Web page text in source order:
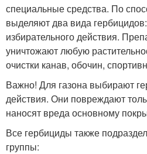
специальные средства. По
выделяют два вида
избирательного действия.
уничтожают любую
очистки канав, обочин,
Важно! Для газона выбирают
действия. Они повреждают
наносят вреда основному
Все гербициды также
группы: